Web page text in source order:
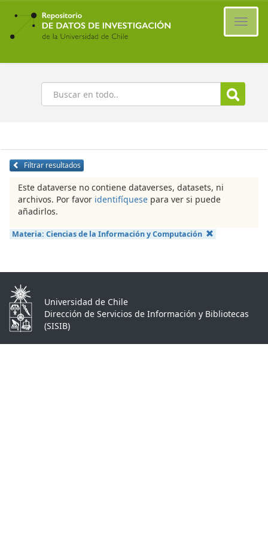
Ir
contenido
principal
Buscar
Filtrar resultados
Este dataverse no contiene dataverses, datasets, ni
archivos. Por favor identifíquese para ver si puede
añadirlos.
Materia: Ciencias de la Información y Computación
Universidad de Chile
Dirección de Servicios de Información y Bibliotecas
(SISIB)